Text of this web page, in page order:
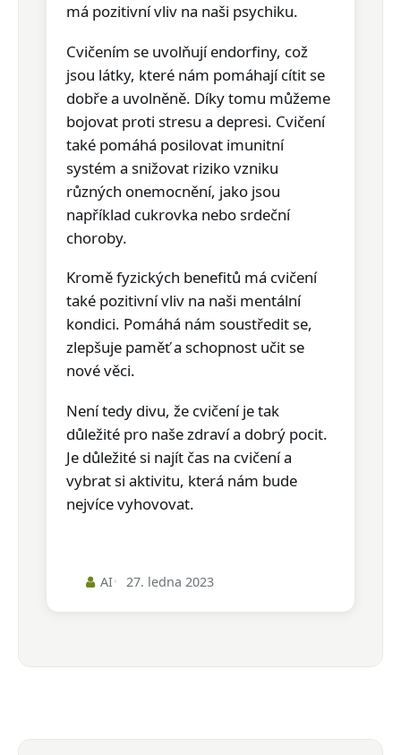
má pozitivní vliv na naši psychiku.
Cvičením se uvolňují endorfiny, což
jsou látky, které nám pomáhají cítit se
dobře a uvolněně. Díky tomu můžeme
bojovat proti stresu a depresi. Cvičení
také pomáhá posilovat imunitní
systém a snižovat riziko vzniku
různých onemocnění, jako jsou
například cukrovka nebo srdeční
choroby.
Kromě fyzických benefitů má cvičení
také pozitivní vliv na naši mentální
kondici. Pomáhá nám soustředit se,
zlepšuje paměť a schopnost učit se
nové věci.
Není tedy divu, že cvičení je tak
důležité pro naše zdraví a dobrý pocit.
Je důležité si najít čas na cvičení a
vybrat si aktivitu, která nám bude
nejvíce vyhovovat.
AI 27. ledna 2023